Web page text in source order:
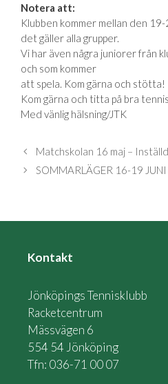
Notera att:
Klubben kommer mellan den
det gäller alla grupper.
Vi har även några juniorer från
och som kommer
att spela. Kom gärna och stötta!
Kom gärna och titta på bra
Med vänlig hälsning/JTK
Matchskolan 16 maj – Inställd
SOMMARLÄGER 16-19 JUNI
Kontakt
Jönköpings Tennisklubb
Racketcentrum
Mässvägen 6
554 54 Jönköping
Tfn: 036-71 00 07